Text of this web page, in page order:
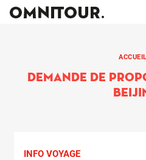
ACCUEIL
Demande de
INFO VOYAGE